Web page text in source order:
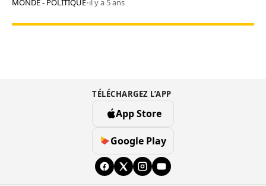
MONDE - POLITIQUE•il y a 5 ans
TÉLÉCHARGEZ L’APP
App Store
Google Play